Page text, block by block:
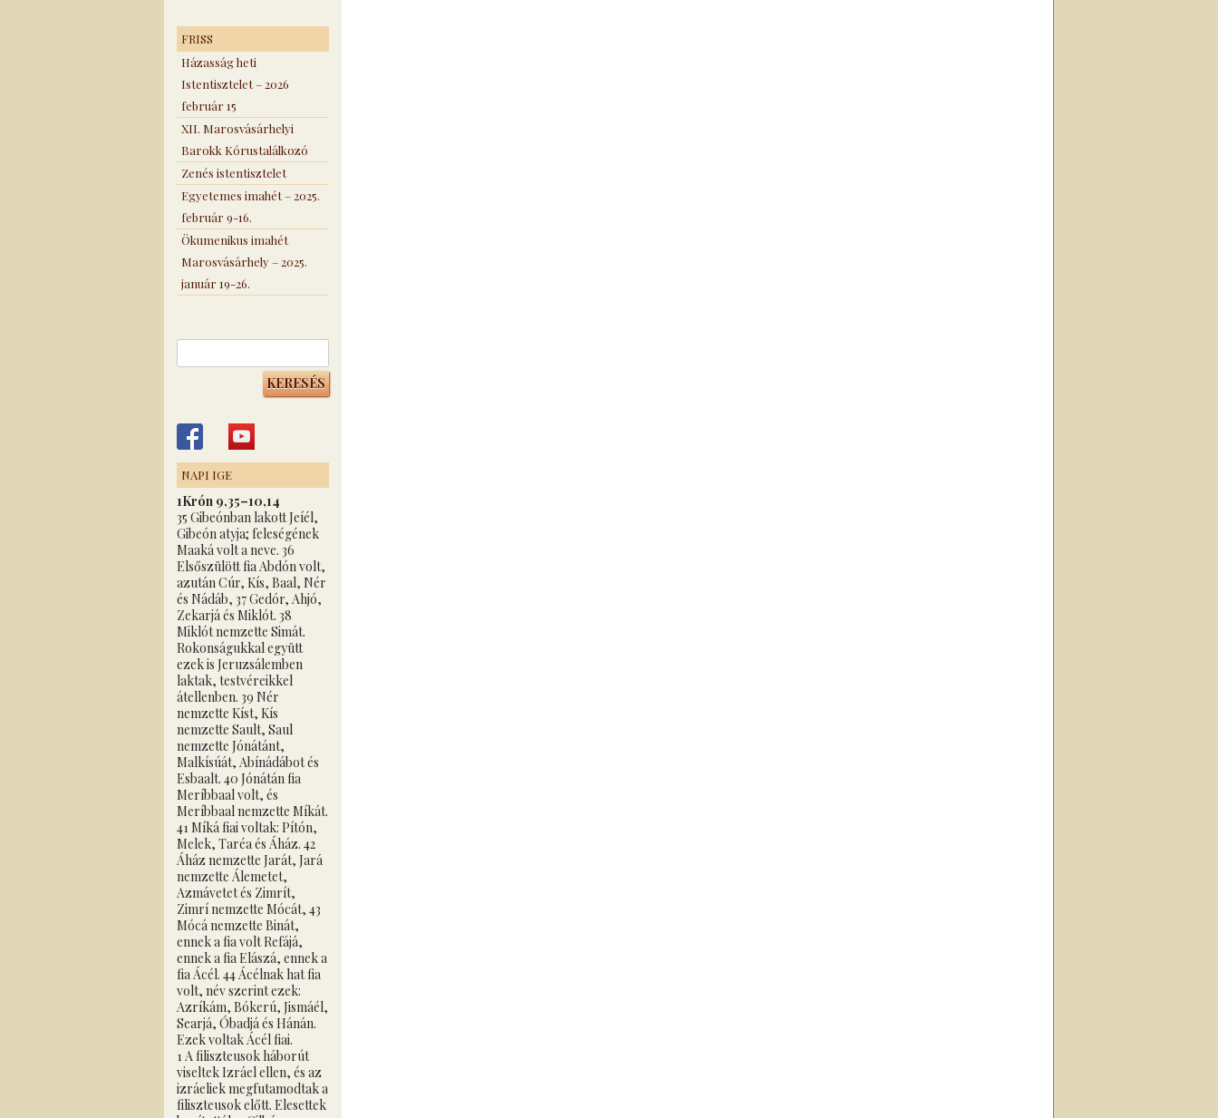
FRISS
Házasság heti
Istentisztelet – 2026
február 15
XII. Marosvásárhelyi
Barokk Kórustalálkozó
Zenés istentisztelet
Egyetemes imahét – 2025.
február 9-16.
Ökumenikus imahét
Marosvásárhely – 2025.
január 19-26.
NAPI IGE
1Krón 9,35–10,14
35 Gibeónban lakott Jeíél,
Gibeón atyja; feleségének
Maaká volt a neve. 36
Elsőszülött fia Abdón volt,
azután Cúr, Kís, Baal, Nér
és Nádáb, 37 Gedór, Ahjó,
Zekarjá és Miklót. 38
Miklót nemzette Simát.
Rokonságukkal együtt
ezek is Jeruzsálemben
laktak, testvéreikkel
átellenben. 39 Nér
nemzette Kíst, Kís
nemzette Sault, Saul
nemzette Jónátánt,
Malkísúát, Abínádábot és
Esbaalt. 40 Jónátán fia
Meríbbaal volt, és
Meríbbaal nemzette Míkát.
41 Míká fiai voltak: Pítón,
Melek, Taréa és Áház. 42
Áház nemzette Jarát, Jará
nemzette Álemetet,
Azmávetet és Zimrít,
Zimrí nemzette Mócát, 43
Mócá nemzette Binát,
ennek a fia volt Refájá,
ennek a fia Elászá, ennek a
fia Ácél. 44 Ácélnak hat fia
volt, név szerint ezek:
Azríkám, Bókerú, Jismáél,
Searjá, Óbadjá és Hánán.
Ezek voltak Ácél fiai.
1 A filiszteusok háborút
viseltek Izráel ellen, és az
izráeliek megfutamodtak a
filiszteusok előtt. Elesettek